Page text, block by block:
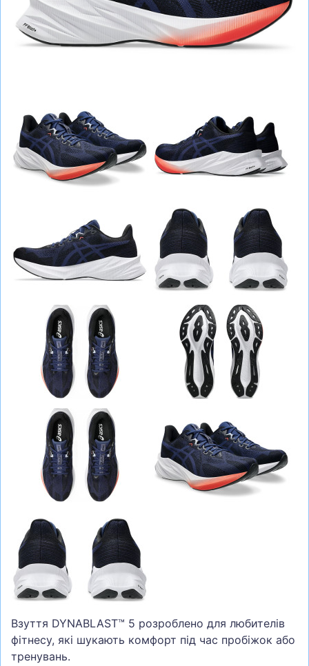
СУМКИ
ШОЛОМИ, ЗАХИСТ, ОКУЛЯРИ
САМОКАТИ
ТЕНІС, БАДМІНТОН
ВОДНІ ВИДИ СПОРТУ
ТУРИЗМ
Взуття DYNABLAST™ 5 розроблено для любителів
фітнесу, які шукають комфорт під час пробіжок або
тренувань.